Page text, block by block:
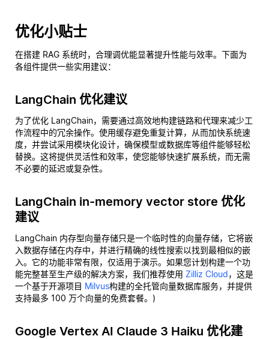
优化小贴士
在搭建 RAG 系统时，合理调优能显著提升性能与效率。下面为
各组件提供一些实用建议：
LangChain 优化建议
为了优化 LangChain，需要通过高效地构建链路和代理来减少工
作流程中的冗余操作。使用缓存避免重复计算，从而加快系统速
度，并尝试采用模块化设计，确保模型或数据库等组件能够轻松
替换。这将提供灵活性和效率，使您能够快速扩展系统，而无需
不必要的延迟或复杂性。
LangChain in-memory vector store 优化
建议
LangChain 内存型向量存储只是一个临时性的向量存储，它将嵌
入数据存储在内存中，并进行精确的线性搜索以找到最相似的嵌
入。它的功能非常有限，仅适用于演示。如果您计划构建一个功
能完整甚至生产级的解决方案，我们推荐使用 Zilliz Cloud，这是
一个基于开源项目 Milvus构建的全托管向量数据库服务，并提供
支持最多 100 万个向量的免费套餐。)
Google Vertex AI Claude 3 Haiku 优化建